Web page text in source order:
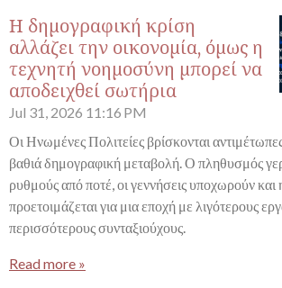
Η δημογραφική κρίση
αλλάζει την οικονομία, όμως η
τεχνητή νοημοσύνη μπορεί να
αποδειχθεί σωτήρια
Jul 31, 2026 11:16 PM
Οι Ηνωμένες Πολιτείες βρίσκονται
βαθιά δημογραφική μεταβολή. Ο πληθυσμός
ρυθμούς από ποτέ, οι γεννήσεις υποχωρούν και
προετοιμάζεται για μια εποχή με λιγότερους
περισσότερους συνταξιούχους.
Read more »